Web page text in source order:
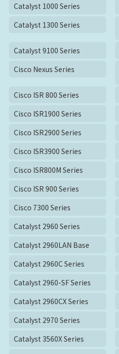
Catalyst 1000 Series
Catalyst 1300 Series
Catalyst 9100 Series
Cisco Nexus Series
Cisco ISR 800 Series
Cisco ISR1900 Series
Cisco ISR2900 Series
Cisco ISR3900 Series
Cisco ISR800M Series
Cisco ISR 900 Series
Cisco 7300 Series
Catalyst 2960 Series
Catalyst 2960LAN Base
Catalyst 2960C Series
Catalyst 2960-SF Series
Catalyst 2960CX Series
Catalyst 2970 Series
Catalyst 3560X Series